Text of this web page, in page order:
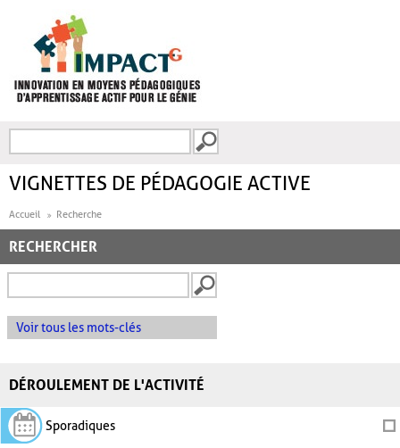
FORMULAIRE DE
VIGNETTES DE PÉDAGOGIE ACTIVE
Accueil Recherche
RECHERCHER
Voir tous les mots-clés
DÉROULEMENT DE L'ACTIVITÉ
Sporadiques